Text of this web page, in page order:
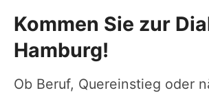
Kommen Sie zur
Hamburg!
Ob Beruf, Quereinstieg oder